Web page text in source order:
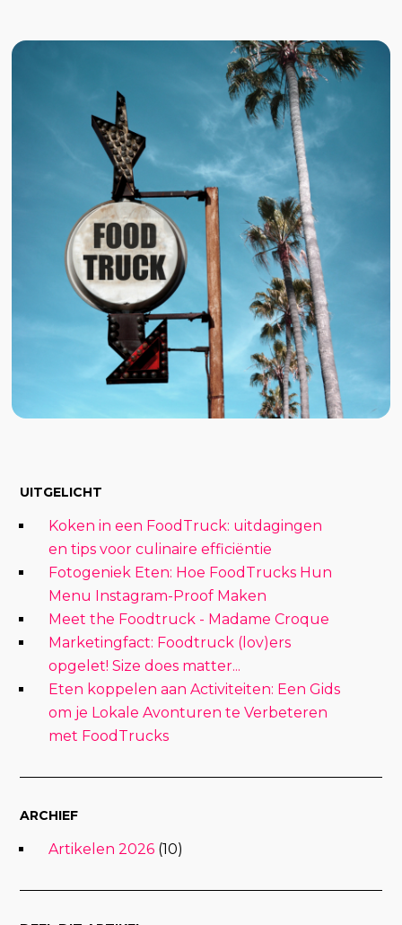
UITGELICHT
Koken in een FoodTruck: uitdagingen
en tips voor culinaire efficiëntie
Fotogeniek Eten: Hoe FoodTrucks Hun
Menu Instagram-Proof Maken
Meet the Foodtruck - Madame Croque
Marketingfact: Foodtruck (lov)ers
opgelet! Size does matter...
Eten koppelen aan Activiteiten: Een Gids
om je Lokale Avonturen te Verbeteren
met FoodTrucks
ARCHIEF
Artikelen 2026 (10)